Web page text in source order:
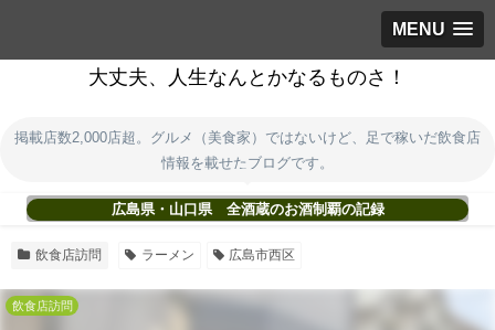
MENU
大丈夫、人生なんとかなるものさ！
掲載店数2,000店超。グルメ（美食家）ではないけど、足で稼いだ飲食店
情報を載せたブログです。
広島県・山口県 全酒蔵のお酒制覇の記録
飲食店訪問 ラーメン 広島市西区
飲食店訪問